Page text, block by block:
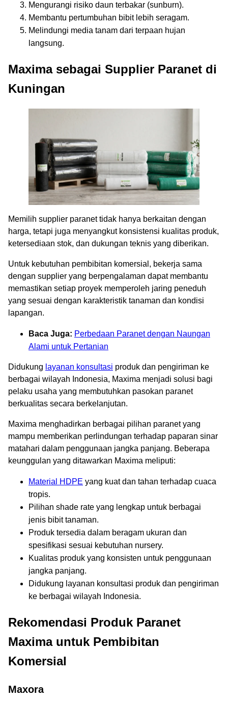
Mengurangi risiko daun terbakar (sunburn).
Membantu pertumbuhan bibit lebih seragam.
Melindungi media tanam dari terpaan hujan
langsung.
Maxima sebagai Supplier Paranet di
Kuningan
Memilih supplier paranet tidak hanya berkaitan dengan
harga, tetapi juga menyangkut konsistensi kualitas produk,
ketersediaan stok, dan dukungan teknis yang diberikan.
Untuk kebutuhan pembibitan komersial, bekerja sama
dengan supplier yang berpengalaman dapat membantu
memastikan setiap proyek memperoleh jaring peneduh
yang sesuai dengan karakteristik tanaman dan kondisi
lapangan.
Baca Juga: Perbedaan Paranet dengan Naungan
Alami untuk Pertanian
Didukung layanan konsultasi produk dan pengiriman ke
berbagai wilayah Indonesia, Maxima menjadi solusi bagi
pelaku usaha yang membutuhkan pasokan paranet
berkualitas secara berkelanjutan.
Maxima menghadirkan berbagai pilihan paranet yang
mampu memberikan perlindungan terhadap paparan sinar
matahari dalam penggunaan jangka panjang. Beberapa
keunggulan yang ditawarkan Maxima meliputi:
Material HDPE yang kuat dan tahan terhadap cuaca
tropis.
Pilihan shade rate yang lengkap untuk berbagai
jenis bibit tanaman.
Produk tersedia dalam beragam ukuran dan
spesifikasi sesuai kebutuhan nursery.
Kualitas produk yang konsisten untuk penggunaan
jangka panjang.
Didukung layanan konsultasi produk dan pengiriman
ke berbagai wilayah Indonesia.
Rekomendasi Produk Paranet
Maxima untuk Pembibitan
Komersial
Maxora